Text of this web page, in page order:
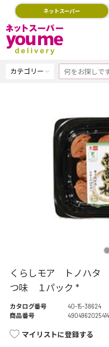
ネットスーパー
カテゴリー
くらしモア トノハタ
つ味 １パック *
カタログ番号
40-15-38624
商品番号
4904962025414
マイリストに登録する